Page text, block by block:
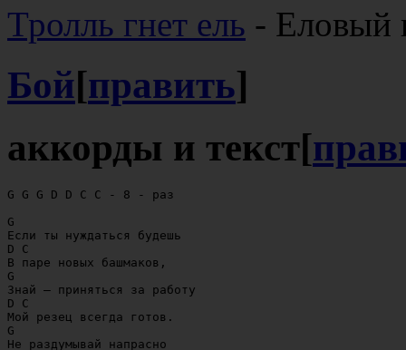
Тролль гнет ель - Еловый
Бой[править]
аккорды и текст[
G G G D D C C - 8 - раз
G
Если ты нуждаться будешь
D C
В паре новых башмаков,
G
Знай — приняться за работу
D C
Мой резец всегда готов.
G
Не раздумывай напрасно